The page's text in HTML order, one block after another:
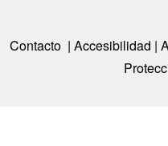
Contacto | Accesibilidad |